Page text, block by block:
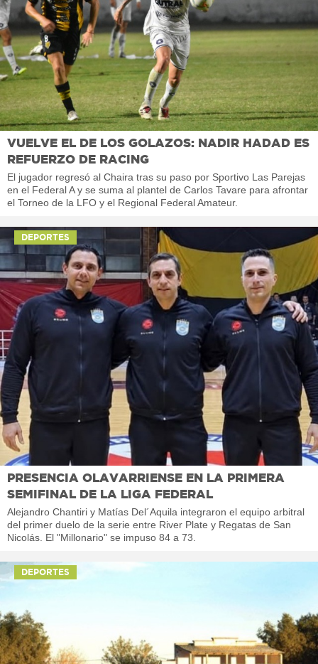
VUELVE EL DE LOS GOLAZOS: NADIR HADAD ES
REFUERZO DE RACING
El jugador regresó al Chaira tras su paso por Sportivo Las Parejas
en el Federal A y se suma al plantel de Carlos Tavare para afrontar
el Torneo de la LFO y el Regional Federal Amateur.
DEPORTES
PRESENCIA OLAVARRIENSE EN LA PRIMERA
SEMIFINAL DE LA LIGA FEDERAL
Alejandro Chantiri y Matías Del´Aquila integraron el equipo arbitral
del primer duelo de la serie entre River Plate y Regatas de San
Nicolás. El "Millonario" se impuso 84 a 73.
DEPORTES